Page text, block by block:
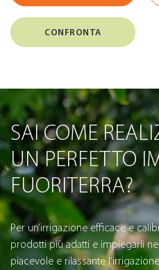
CONFRONTA
SAI COME
UN PERFETTO
FUORITERRA?
Per un’irrigazione efficace e
prodotti più adatti e impiegarli
piacevole e rilassante